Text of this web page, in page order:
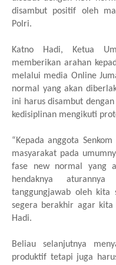
disambut positif oleh
Polri.
Katno Hadi, Ketua
memberikan arahan
melalui media Online
normal yang akan
ini harus disambut
kedisiplinan mengikuti
“Kepada anggota
masyarakat pada
fase new normal yang
hendaknya
tanggungjawab oleh kita
segera berakhir agar kita
Hadi.
Beliau selanjutnya
produktif tetapi juga